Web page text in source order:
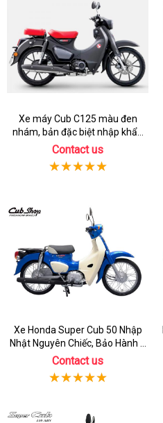
Xe máy Cub C125 màu đen
nhám, bản đặc biệt nhập khẩu
Thái lan
Contact us
Xe Honda Super Cub 50 Nhập
Nhật Nguyên Chiếc, Bảo Hành 3
Năm
Contact us